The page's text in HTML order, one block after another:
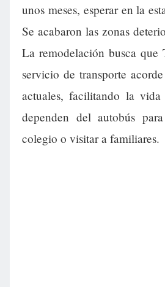
unos meses, esperar en la
Se acabaron las zonas
La remodelación busca que
servicio de transporte
actuales, facilitando la
dependen del autobús
colegio o visitar a familiares.